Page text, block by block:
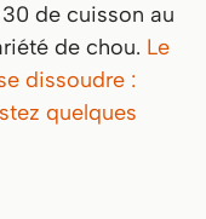
de cuisson au
de chou. Le
dissoudre :
quelques